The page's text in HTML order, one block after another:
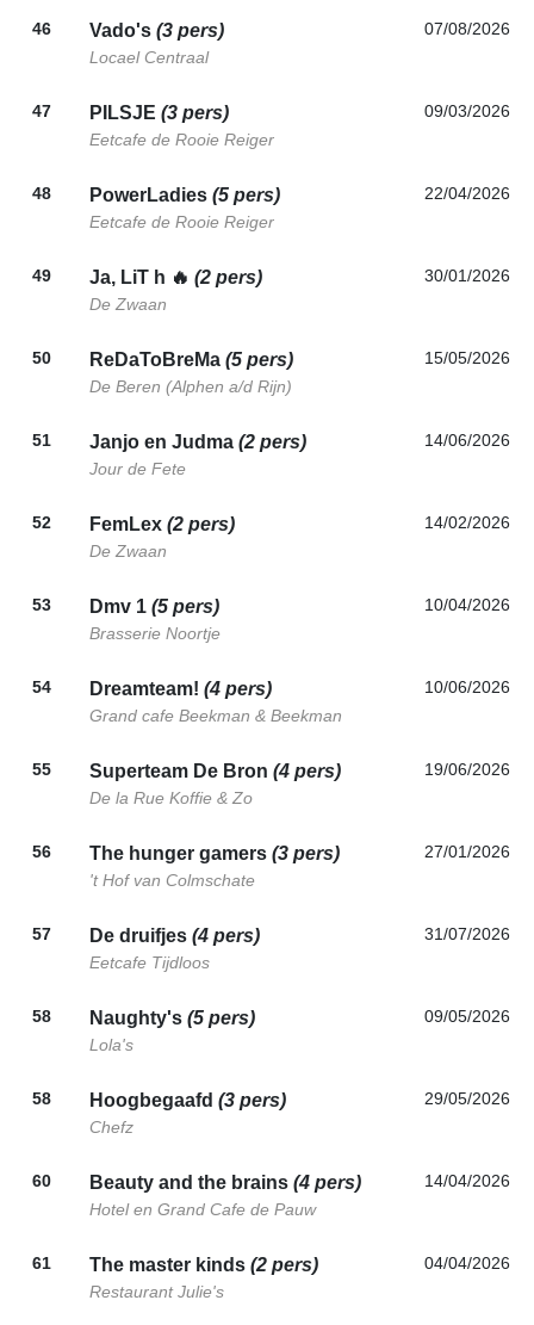
46 Vado's (3 pers)
Locael Centraal
07/08/2026
47 PILSJE (3 pers)
Eetcafe de Rooie Reiger
09/03/2026
48 PowerLadies (5 pers)
Eetcafe de Rooie Reiger
22/04/2026
49 Ja, LiT h 🔥 (2 pers)
De Zwaan
30/01/2026
50 ReDaToBreMa (5 pers)
De Beren (Alphen a/d Rijn)
15/05/2026
51 Janjo en Judma (2 pers)
Jour de Fete
14/06/2026
52 FemLex (2 pers)
De Zwaan
14/02/2026
53 Dmv 1 (5 pers)
Brasserie Noortje
10/04/2026
54 Dreamteam! (4 pers)
Grand cafe Beekman & Beekman
10/06/2026
55 Superteam De Bron (4 pers)
De la Rue Koffie & Zo
19/06/2026
56 The hunger gamers (3 pers)
't Hof van Colmschate
27/01/2026
57 De druifjes (4 pers)
Eetcafe Tijdloos
31/07/2026
58 Naughty's (5 pers)
Lola's
09/05/2026
58 Hoogbegaafd (3 pers)
Chefz
29/05/2026
60 Beauty and the brains (4 pers)
Hotel en Grand Cafe de Pauw
14/04/2026
61 The master kinds (2 pers)
Restaurant Julie's
04/04/2026